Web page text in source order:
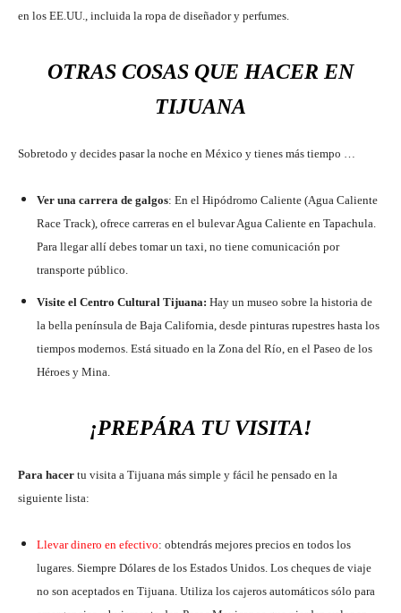
en los EE.UU., incluida la ropa de diseñador y perfumes.
OTRAS COSAS QUE HACER EN
TIJUANA
Sobretodo y decides pasar la noche en México y tienes más tiempo …
Ver una carrera de galgos: En el Hipódromo Caliente (Agua Caliente
Race Track), ofrece carreras en el bulevar Agua Caliente en Tapachula.
Para llegar allí debes tomar un taxi, no tiene comunicación por
transporte público.
Visite el Centro Cultural Tijuana: Hay un museo sobre la historia de
la bella península de Baja California, desde pinturas rupestres hasta los
tiempos modernos. Está situado en la Zona del Río, en el Paseo de los
Héroes y Mina.
¡PREPÁRA TU VISITA!
Para hacer tu visita a Tijuana más simple y fácil he pensado en la
siguiente lista:
Llevar dinero en efectivo: obtendrás mejores precios en todos los
lugares. Siempre Dólares de los Estados Unidos. Los cheques de viaje
no son aceptados en Tijuana. Utiliza los cajeros automáticos sólo para